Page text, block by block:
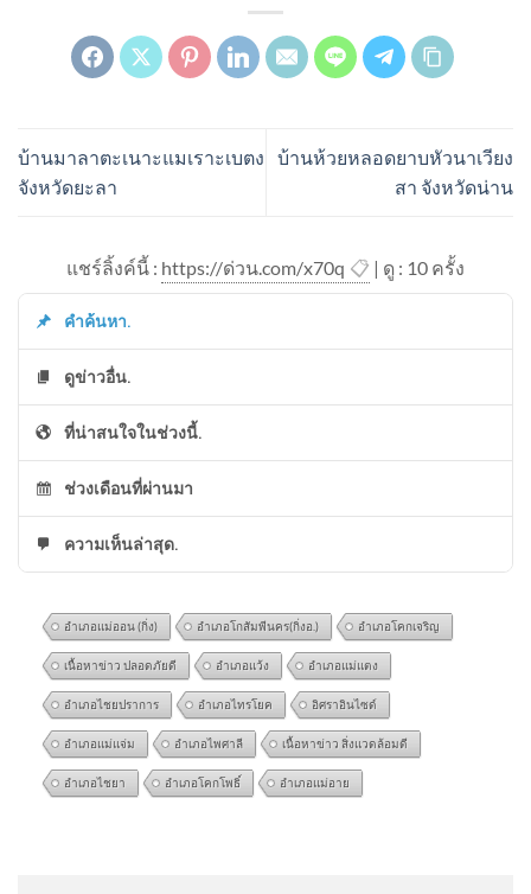
บ้านมาลาตะเนาะแมเราะเบตง
จังหวัดยะลา
บ้านห้วยหลอดยาบหัวนาเวียง
สา จังหวัดน่าน
แชร์ลิ้งค์นี้ : https://ด่วน.com/x70q 📋 | ดู : 10 ครั้ง
คำค้นหา.
ดูข่าวอื่น.
ที่น่าสนใจในช่วงนี้.
ช่วงเดือนที่ผ่านมา
ความเห็นล่าสุด.
อำเภอแม่ออน (กิ่ง) อำเภอโกสัมพีนคร(กิ่งอ.) อำเภอโคกเจริญ
เนื้อหาข่าว ปลอดภัยดี อำเภอแว้ง อำเภอแม่แตง
อำเภอไชยปราการ อำเภอไทรโยค อิศราอินไซด์
อำเภอแม่แจ่ม อำเภอไพศาลี เนื้อหาข่าว สิ่งแวดล้อมดี
อำเภอไชยา อำเภอโคกโพธิ์ อำเภอแม่อาย